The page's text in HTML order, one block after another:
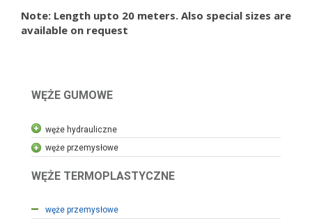
Note: Length upto 20 meters. Also special sizes are
available on request
WĘŻE GUMOWE
węże hydrauliczne
węże przemysłowe
WĘŻE TERMOPLASTYCZNE
węże przemysłowe